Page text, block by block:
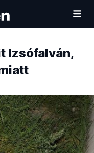
Izsófalván,